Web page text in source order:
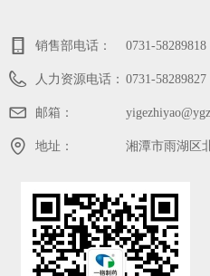
销售部电话： 0731-58289818
人力资源电话： 0731-58289827
邮箱：
地址： 湘潭市雨湖区